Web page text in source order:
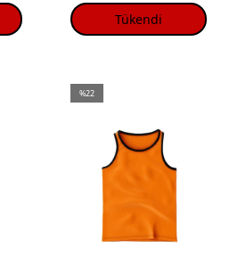
Tükendi
%22